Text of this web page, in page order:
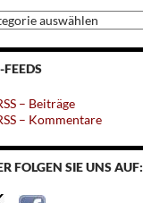
FEEDS
– Beiträge
– Kommentare
FOLGEN SIE UNS AUF: